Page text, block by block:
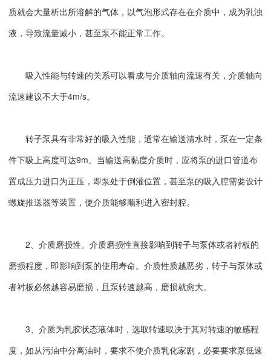
质就会大量析出所溶解的气体，以气泡形式存在在介质中，成为乳浊
液，导致流量减小，甚至泵不能正常工作。
吸入性能与转速的关系可以看成与介质轴向流速有关，介质轴向
流速建议不大于4m/s。
转子泵具有非常好的吸入性能，通常在输送清水时，泵在一定条
件下吸上高度可达9m。当输送高黏度介质时，应将泵的进口管道布
置成压力进口为正压，即泵处于倒灌位置，甚至泵的吸入腔需要设计
螺旋推送器等装置，使介质能够顺利进入密封腔。
2、介质磨损性。介质磨损性直接影响到转子与泵体或者衬板的
磨损程度，即影响到泵的使用寿命。介质性质越恶劣，转子与泵体或
者衬板必然越容易磨损，且泵转速越高，磨损就愈大。
3、介质为乳胶状态液体时，选取转速取决于其对转速的敏感程
度，如从污油中分离油时，要求不使介质乳化家剧，必要要求泵低速